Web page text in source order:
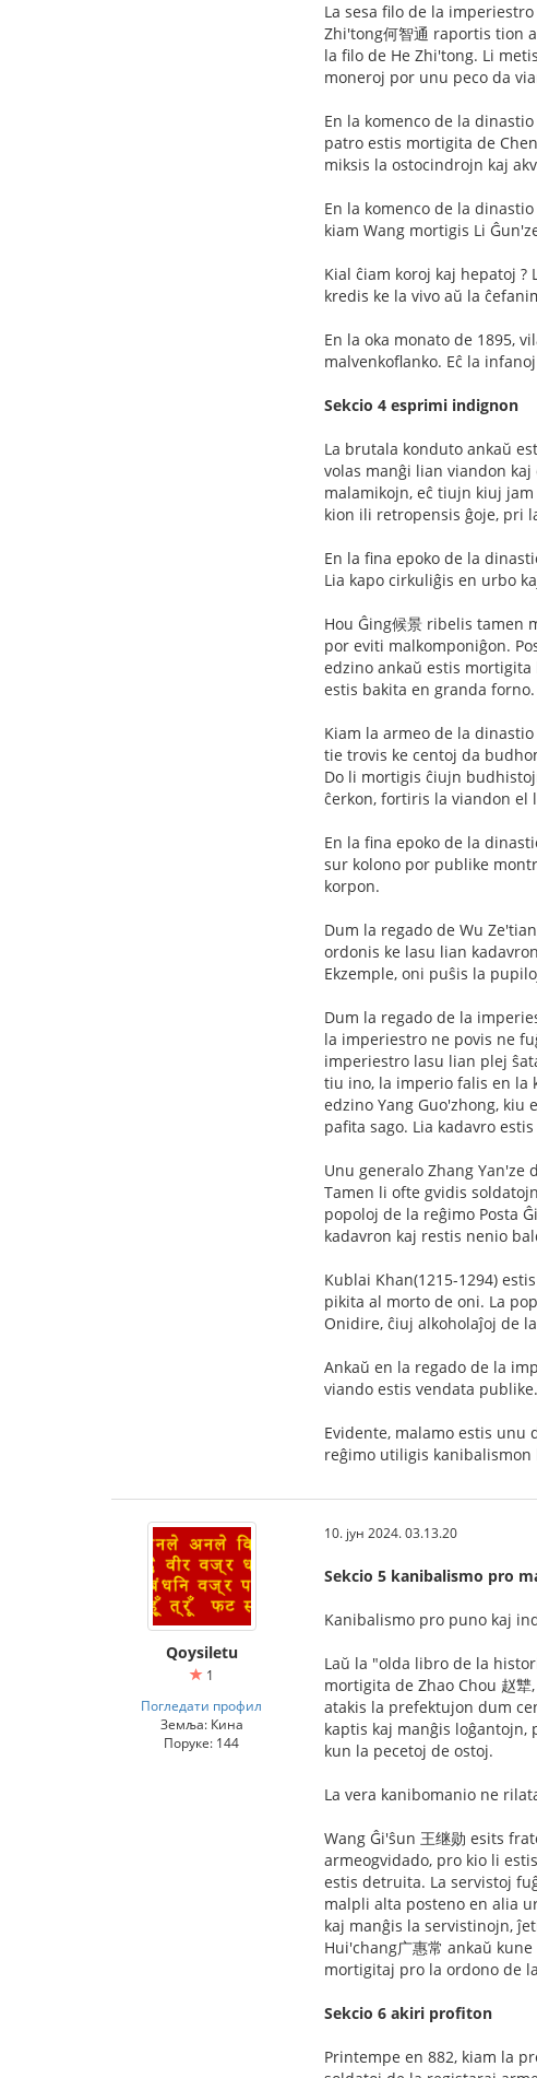
La sesa filo de la
Zhi'tong何智通 raportis tion
la filo de He Zhi'tong. Li
moneroj por unu peco da
En la komenco de la
patro estis mortigita de
miksis la ostocindrojn kaj
En la komenco de la
kiam Wang mortigis Li
Kial ĉiam koroj kaj hepatoj
kredis ke la vivo aŭ la
En la oka monato de 1895,
malvenkoflanko. Eĉ la
Sekcio 4 esprimi indignon
La brutala konduto ankaŭ
volas manĝi lian viandon
malamikojn, eĉ tiujn kiuj
kion ili retropensis ĝoje, pri
En la fina epoko de la
Lia kapo cirkuliĝis en urbo
Hou Ĝing候景 ribelis tamen
por eviti malkomponiĝon.
edzino ankaŭ estis
estis bakita en granda forno.
Kiam la armeo de la
tie trovis ke centoj da
Do li mortigis ĉiujn
ĉerkon, fortiris la viandon el
En la fina epoko de la
sur kolono por publike
korpon.
Dum la regado de Wu
ordonis ke lasu lian
Ekzemple, oni puŝis la
Dum la regado de la
la imperiestro ne povis ne
imperiestro lasu lian plej
tiu ino, la imperio falis en la
edzino Yang Guo'zhong,
pafita sago. Lia kadavro
Unu generalo Zhang Yan'ze
Tamen li ofte gvidis
popoloj de la reĝimo Posta
kadavron kaj restis nenio
Kublai Khan(1215-1294)
pikita al morto de oni. La
Onidire, ĉiuj alkoholaĵoj de
Ankaŭ en la regado de la
viando estis vendata
Evidente, malamo estis unu
reĝimo utiligis
Qoysiletu
1
Погледати профил
Земља: Кина
Поруке: 144
10. јун 2024. 03.13.20
Sekcio 5 kanibalismo pro
Kanibalismo pro puno kaj
Laŭ la "olda libro de la
mortigita de Zhao Chou 赵
atakis la prefektujon dum
kaptis kaj manĝis
kun la pecetoj de ostoj.
La vera kanibomanio ne
Wang Ĝi'ŝun 王继勋 esits
armeogvidado, pro kio li
estis detruita. La servistoj
malpli alta posteno en alia
kaj manĝis la servistinojn,
Hui'chang广惠常 ankaŭ
mortigitaj pro la ordono de
Sekcio 6 akiri profiton
Printempe en 882, kiam la